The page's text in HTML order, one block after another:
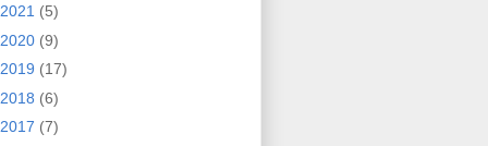
2021 (5)
2020 (9)
2019 (17)
2018 (6)
2017 (7)